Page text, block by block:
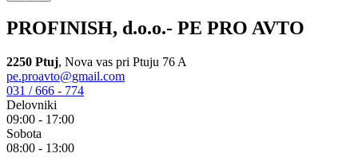
PROFINISH, d.o.o.- PE PRO AVTO
2250 Ptuj, Nova vas pri Ptuju 76 A
pe.proavto@gmail.com
031 / 666 - 774
Delovniki
09:00 - 17:00
Sobota
08:00 - 13:00